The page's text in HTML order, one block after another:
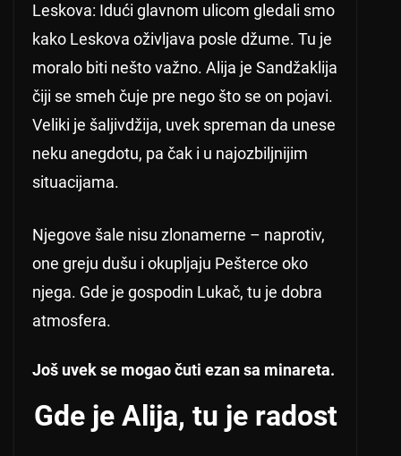
Leskova: Idući glavnom ulicom gledali smo
kako Leskova oživljava posle džume. Tu je
moralo biti nešto važno. Alija je Sandžaklija
čiji se smeh čuje pre nego što se on pojavi.
Veliki je šaljivdžija, uvek spreman da unese
neku anegdotu, pa čak i u najozbiljnijim
situacijama.
Njegove šale nisu zlonamerne – naprotiv,
one greju dušu i okupljaju Pešterce oko
njega. Gde je gospodin Lukač, tu je dobra
atmosfera.
Još uvek se mogao čuti ezan sa minareta.
Gde je Alija, tu je radost